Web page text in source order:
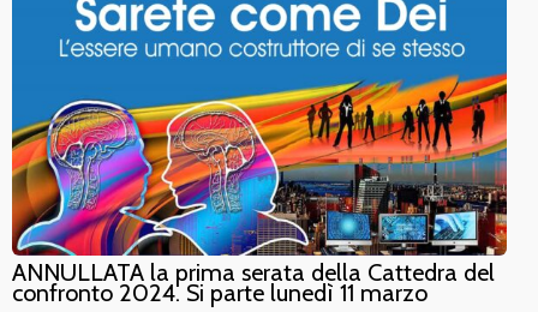
ANNULLATA la prima serata della Cattedra del
confronto 2024. Si parte lunedì 11 marzo